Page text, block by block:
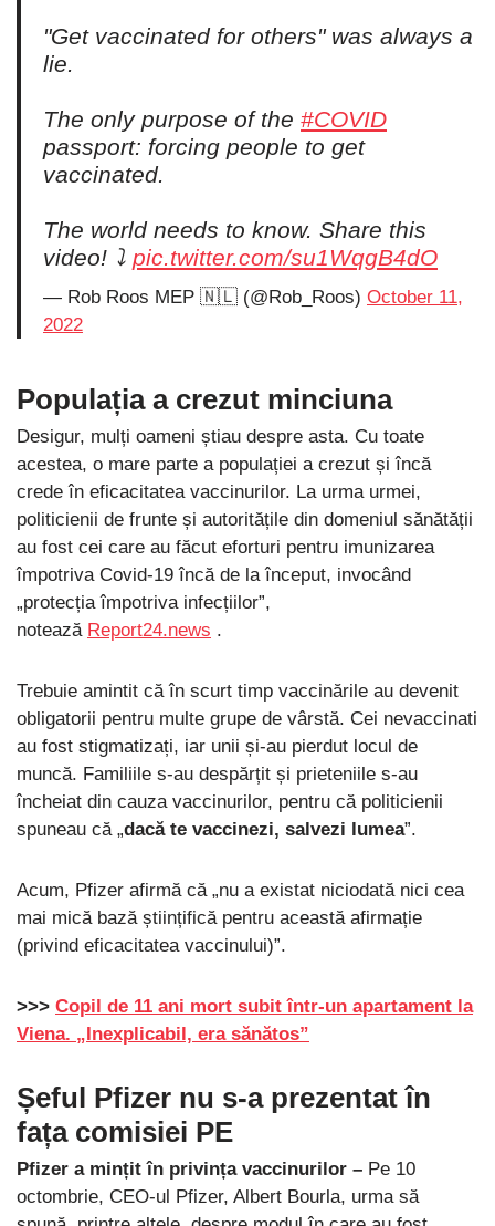
"Get vaccinated for others" was always a
lie.
The only purpose of the #COVID
passport: forcing people to get
vaccinated.
The world needs to know. Share this
video! ⤵️ pic.twitter.com/su1WqgB4dO
— Rob Roos MEP 🇳🇱 (@Rob_Roos) October 11,
2022
Populația a crezut minciuna
Desigur, mulți oameni știau despre asta. Cu toate
acestea, o mare parte a populației a crezut și încă
crede în eficacitatea vaccinurilor. La urma urmei,
politicienii de frunte și autoritățile din domeniul sănătății
au fost cei care au făcut eforturi pentru imunizarea
împotriva Covid-19 încă de la început, invocând
„protecția împotriva infecțiilor”,
notează Report24.news .
Trebuie amintit că în scurt timp vaccinările au devenit
obligatorii pentru multe grupe de vârstă. Cei nevaccinati
au fost stigmatizați, iar unii și-au pierdut locul de
muncă. Familiile s-au despărțit și prieteniile s-au
încheiat din cauza vaccinurilor, pentru că politicienii
spuneau că „dacă te vaccinezi, salvezi lumea”.
Acum, Pfizer afirmă că „nu a existat niciodată nici cea
mai mică bază științifică pentru această afirmație
(privind eficacitatea vaccinului)”.
>>> Copil de 11 ani mort subit într-un apartament la
Viena. „Inexplicabil, era sănătos”
Șeful Pfizer nu s-a prezentat în
fața comisiei PE
Pfizer a mințit în privința vaccinurilor – Pe 10
octombrie, CEO-ul Pfizer, Albert Bourla, urma să